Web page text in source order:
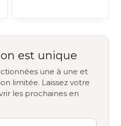
est unique
une à une et
limitée. Laissez votre
les prochaines en